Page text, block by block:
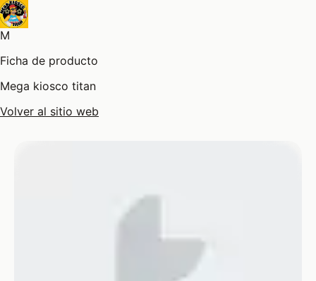
M
Ficha de producto
Mega kiosco titan
Volver al sitio web